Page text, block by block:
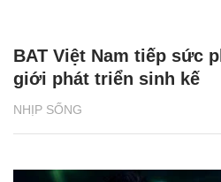
NHỊP SỐNG
BAT Việt Nam tiếp sức
giới phát triển sinh kế